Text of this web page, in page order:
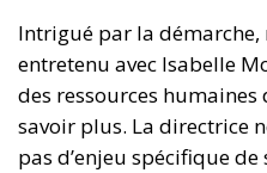
Intrigué par la démarche,
entretenu avec Isabelle
des ressources humaines
savoir plus. La directrice
pas d’enjeu spécifique